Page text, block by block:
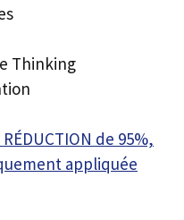
Thinking
de 95%,
appliquée